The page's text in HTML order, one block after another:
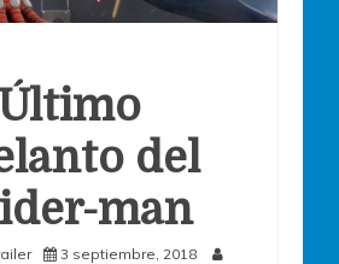
Último
del
man
3 septiembre, 2018